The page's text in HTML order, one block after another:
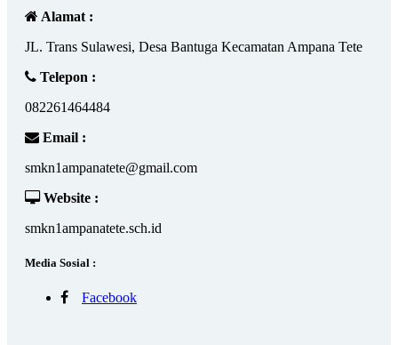
Alamat :
JL. Trans Sulawesi, Desa Bantuga Kecamatan Ampana Tete
Telepon :
082261464484
Email :
smkn1ampanatete@gmail.com
Website :
smkn1ampanatete.sch.id
Media Sosial :
Facebook